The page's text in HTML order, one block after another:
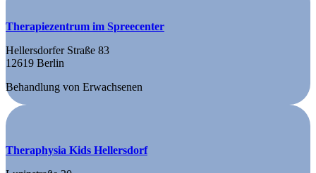
Therapiezentrum im Spreecenter
Hellersdorfer Straße 83
12619 Berlin
Behandlung von Erwachsenen
Theraphysia Kids Hellersdorf